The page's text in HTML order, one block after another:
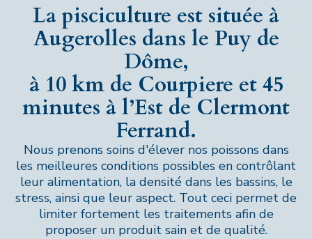
La pisciculture est située à
Augerolles dans le Puy de
Dôme,
à 10 km de Courpiere et 45
minutes à l’Est de Clermont
Ferrand.
Nous prenons soins d'élever nos poissons dans
les meilleures conditions possibles en contrôlant
leur alimentation, la densité dans les bassins, le
stress, ainsi que leur aspect. Tout ceci permet de
limiter fortement les traitements afin de
proposer un produit sain et de qualité.